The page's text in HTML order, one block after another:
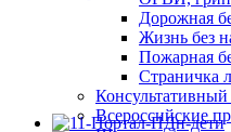
Дорожная
Жизнь без
Пожарная
Страничка
Всероссийские